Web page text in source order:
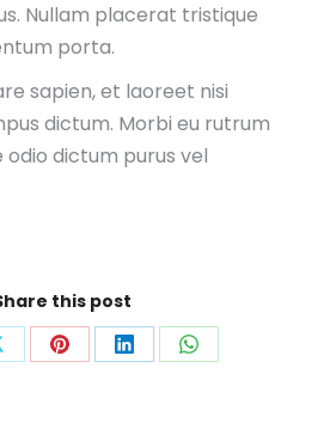
Nullam placerat tristique
porta.
sapien, et laoreet nisi
dictum. Morbi eu rutrum
odio dictum purus vel
this post
Share Share Share